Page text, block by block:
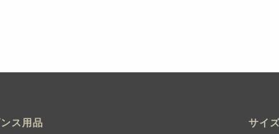
ス用品 サイ